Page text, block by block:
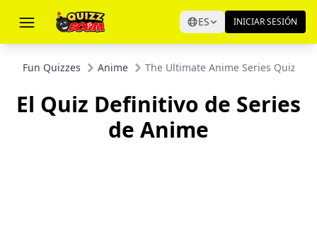
ES INICIAR SESIÓN
Fun Quizzes Anime The Ultimate Anime Series Quiz
El Quiz Definitivo de Series
de Anime